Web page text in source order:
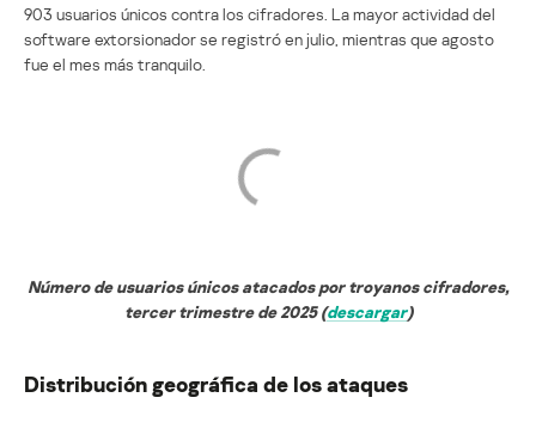
903 usuarios únicos contra los cifradores. La mayor actividad del
software extorsionador se registró en julio, mientras que agosto
fue el mes más tranquilo.
Número de usuarios únicos atacados por troyanos cifradores,
tercer trimestre de 2025 (descargar)
Distribución geográfica de los ataques